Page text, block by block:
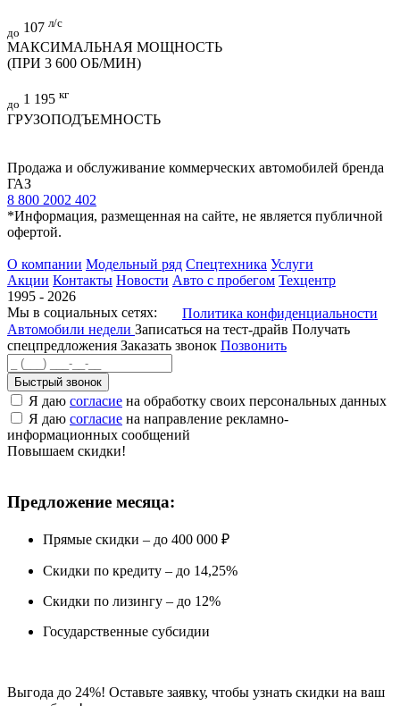
до 107 л/с
МАКСИМАЛЬНАЯ МОЩНОСТЬ
(ПРИ 3 600 ОБ/МИН)
до 1 195 кг
ГРУЗОПОДЪЕМНОСТЬ
Продажа и обслуживание коммерческих автомобилей бренда
ГАЗ
8 800 2002 402
*Информация, размещенная на сайте, не является публичной
офертой.
О компании Модельный ряд Спецтехника Услуги
Акции Контакты Новости Авто с пробегом Техцентр
1995 - 2026
Мы в социальных сетях:
Политика конфиденциальности
Автомобили недели Записаться на тест-драйв Получать
спецпредложения Заказать звонок Позвонить
Быстрый звонок
Я даю согласие на обработку своих персональных данных
Я даю согласие на направление рекламно-
информационных сообщений
Повышаем скидки!
Предложение месяца:
Прямые скидки – до 400 000 ₽
Скидки по кредиту – до 14,25%
Скидки по лизингу – до 12%
Государственные субсидии
Выгода до 24%! Оставьте заявку, чтобы узнать скидки на ваш